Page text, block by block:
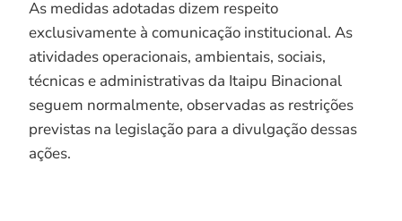
As medidas adotadas dizem respeito
exclusivamente à comunicação institucional. As
atividades operacionais, ambientais, sociais,
técnicas e administrativas da Itaipu Binacional
seguem normalmente, observadas as restrições
previstas na legislação para a divulgação dessas
ações.